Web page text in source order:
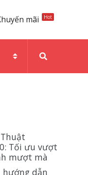
mãi Hot
Tối ưu vượt
mượt mà
hướng dẫn